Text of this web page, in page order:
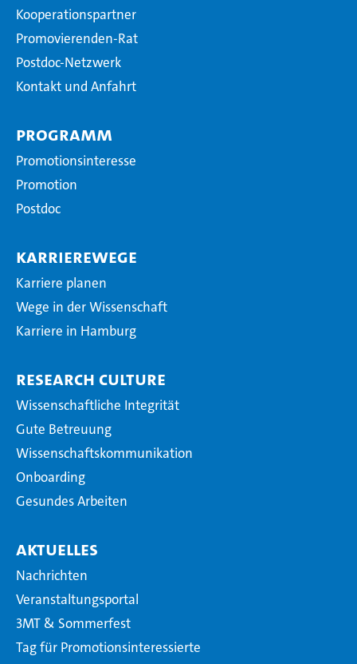
Kooperationspartner
Promovierenden-Rat
Postdoc-Netzwerk
Kontakt und Anfahrt
Programm
Promotionsinteresse
Promotion
Postdoc
Karrierewege
Karriere planen
Wege in der Wissenschaft
Karriere in Hamburg
Research Culture
Wissenschaftliche Integrität
Gute Betreuung
Wissenschaftskommunikation
Onboarding
Gesundes Arbeiten
Aktuelles
Nachrichten
Veranstaltungsportal
3MT & Sommerfest
Tag für Promotionsinteressierte